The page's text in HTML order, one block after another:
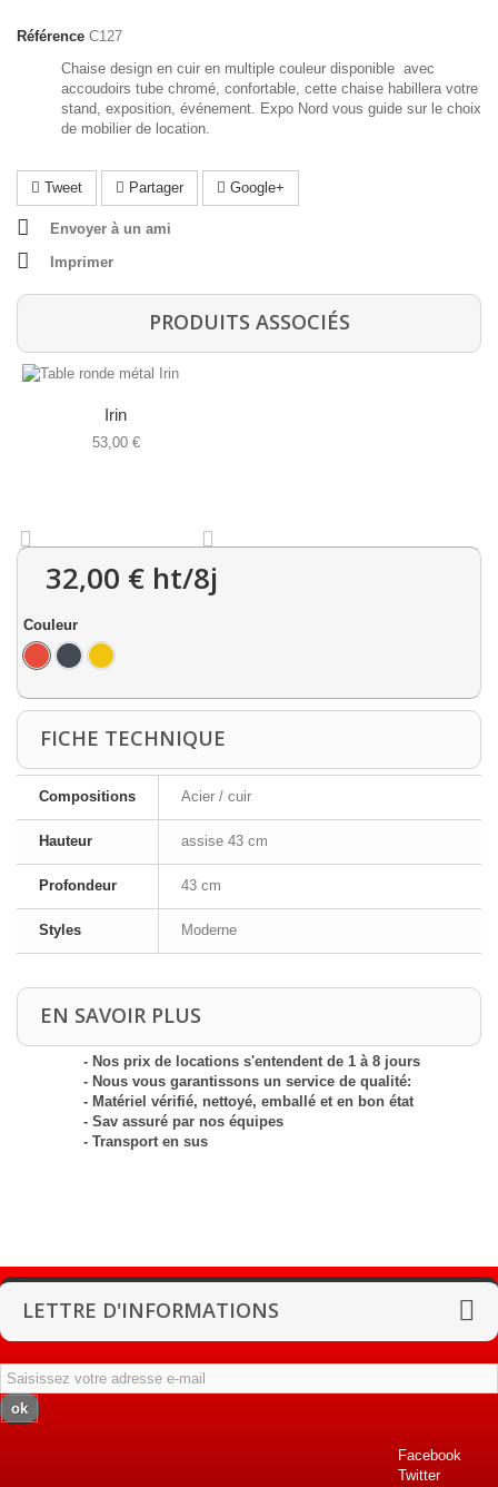
Référence C127
Chaise design en cuir en multiple couleur disponible avec
accoudoirs tube chromé, confortable, cette chaise habillera votre
stand, exposition, événement. Expo Nord vous guide sur le choix
de mobilier de location.
Tweet Partager Google+
Envoyer à un ami
Imprimer
PRODUITS ASSOCIÉS
Irin
53,00 €
32,00 € ht/8j
Couleur
FICHE TECHNIQUE
Compositions Acier / cuir
Hauteur assise 43 cm
Profondeur 43 cm
Styles Moderne
EN SAVOIR PLUS
- Nos prix de locations s'entendent de 1 à 8 jours
- Nous vous garantissons un service de qualité:
- Matériel vérifié, nettoyé, emballé et en bon état
- Sav assuré par nos équipes
- Transport en sus
LETTRE D'INFORMATIONS
ok
Facebook
Twitter